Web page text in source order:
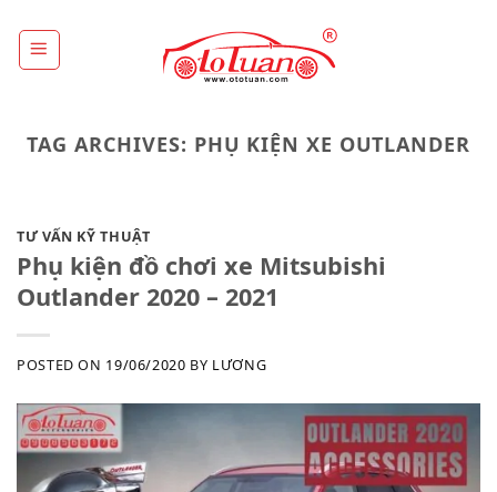
content
TAG ARCHIVES: PHỤ KIỆN XE OUTLANDER
TƯ VẤN KỸ THUẬT
Phụ kiện đồ chơi xe Mitsubishi
Outlander 2020 – 2021
POSTED ON 19/06/2020 BY LƯƠNG